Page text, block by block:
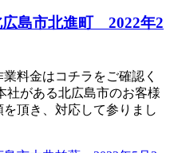
島市北進町 2022年2
料金はコチラをご確認く
社がある北広島市のお客様
頂き、対応して参りまし